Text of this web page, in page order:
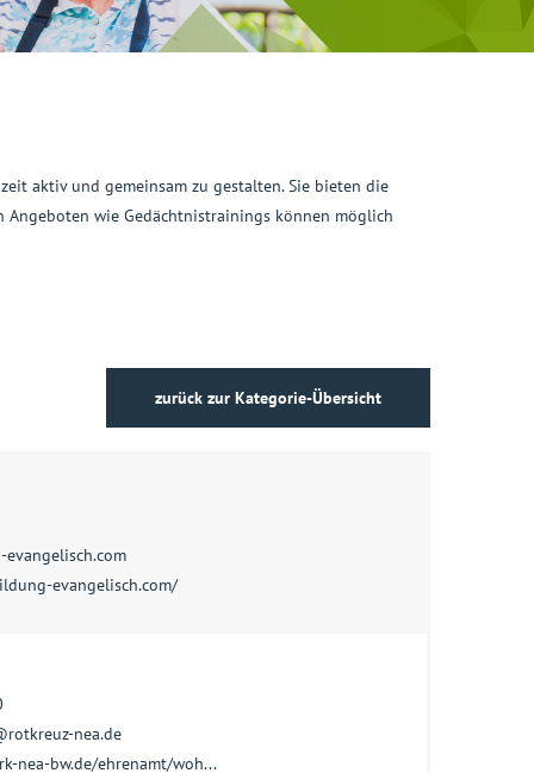
aktiv und gemeinsam zu gestalten. Sie bieten die
Angeboten wie Gedächtnistrainings können möglich
zurück zur Kategorie-Übersicht
evangelisch.com/
nea.de
nea-bw.de/ehrenamt/woh...